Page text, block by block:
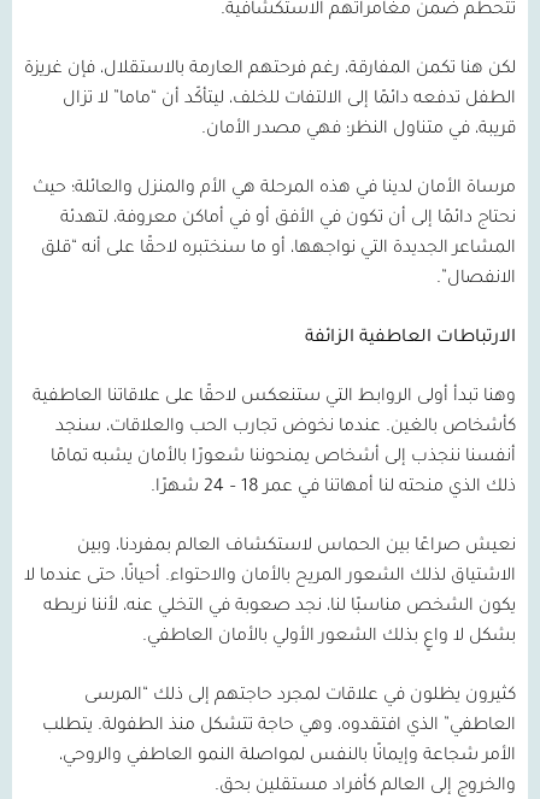
تتحطم ضمن مغامراتهم الاستكشافية.
لكن هنا تكمن المفارقة، رغم فرحتهم العارمة بالاستقلال، فإن غريزة
الطفل تدفعه دائمًا إلى الالتفات للخلف، ليتأكّد أن “ماما” لا تزال
قريبة، في متناول النظر؛ فهي مصدر الأمان.
مرساة الأمان لدينا في هذه المرحلة هي الأم والمنزل والعائلة؛ حيث
نحتاج دائمًا إلى أن تكون في الأفق أو في أماكن معروفة، لتهدئة
المشاعر الجديدة التي نواجهها، أو ما سنختبره لاحقًا على أنه “قلق
الانفصال”.
الارتباطات العاطفية الزائفة
وهنا تبدأ أولى الروابط التي ستنعكس لاحقًا على علاقاتنا العاطفية
كأشخاص بالغين. عندما نخوض تجارب الحب والعلاقات، سنجد
أنفسنا ننجذب إلى أشخاص يمنحوننا شعورًا بالأمان يشبه تمامًا
ذلك الذي منحته لنا أمهاتنا في عمر 18 – 24 شهرًا.
نعيش صراعًا بين الحماس لاستكشاف العالم بمفردنا، وبين
الاشتياق لذلك الشعور المريح بالأمان والاحتواء. أحيانًا، حتى عندما لا
يكون الشخص مناسبًا لنا، نجد صعوبة في التخلي عنه، لأننا نربطه
بشكل لا واعٍ بذلك الشعور الأولي بالأمان العاطفي.
كثيرون يظلون في علاقات لمجرد حاجتهم إلى ذلك “المرسى
العاطفي” الذي افتقدوه، وهي حاجة تتشكل منذ الطفولة. يتطلب
الأمر شجاعة وإيمانًا بالنفس لمواصلة النمو العاطفي والروحي،
والخروج إلى العالم كأفراد مستقلين بحق.